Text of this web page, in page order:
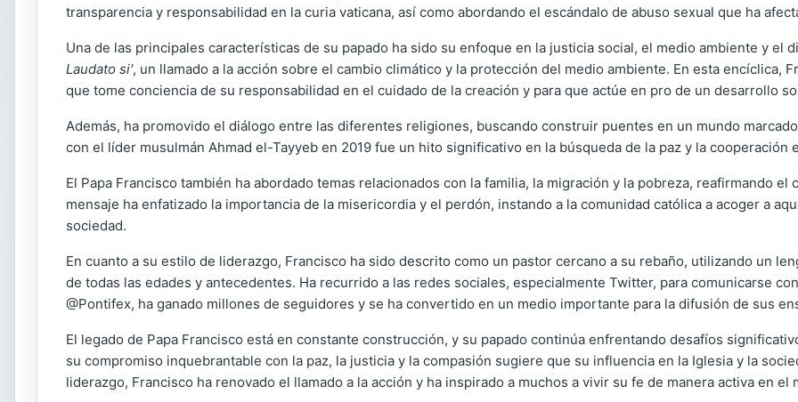
transparencia y responsabilidad en la curia vaticana, así como abordando el escándalo de abuso sexual que ha
Una de las principales características de su papado ha sido su enfoque en la justicia social, el medio ambiente y el
Laudato si', un llamado a la acción sobre el cambio climático y la protección del medio ambiente. En esta encíclica,
que tome conciencia de su responsabilidad en el cuidado de la creación y para que actúe en pro de un desarrollo
Además, ha promovido el diálogo entre las diferentes religiones, buscando construir puentes en un mundo
con el líder musulmán Ahmad el-Tayyeb en 2019 fue un hito significativo en la búsqueda de la paz y la cooperación
El Papa Francisco también ha abordado temas relacionados con la familia, la migración y la pobreza, reafirmando
mensaje ha enfatizado la importancia de la misericordia y el perdón, instando a la comunidad católica a acoger a
sociedad.
En cuanto a su estilo de liderazgo, Francisco ha sido descrito como un pastor cercano a su rebaño, utilizando un
de todas las edades y antecedentes. Ha recurrido a las redes sociales, especialmente Twitter, para comunicarse
@Pontifex, ha ganado millones de seguidores y se ha convertido en un medio importante para la difusión de sus
El legado de Papa Francisco está en constante construcción, y su papado continúa enfrentando desafíos
su compromiso inquebrantable con la paz, la justicia y la compasión sugiere que su influencia en la Iglesia y la
liderazgo, Francisco ha renovado el llamado a la acción y ha inspirado a muchos a vivir su fe de manera activa en el